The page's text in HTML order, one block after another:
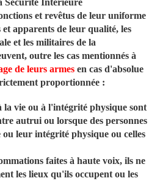
Sécurité Intérieure
et revêtus de leur uniforme
et apparents de leur qualité, les
et les militaires de la
outre les cas mentionnés à
de leurs armes en cas d'absolue
proportionnée :
la vie ou à l'intégrité physique sont
autrui ou lorsque des personnes
ou leur intégrité physique ou celles
faites à haute voix, ils ne
les lieux qu'ils occupent ou les